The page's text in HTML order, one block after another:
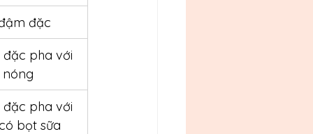
đặc
pha với
pha với
bọt sữa